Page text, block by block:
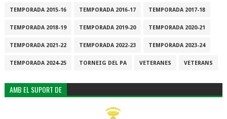
TEMPORADA 2015-16 TEMPORADA 2016-17 TEMPORADA 2017-18
TEMPORADA 2018-19 TEMPORADA 2019-20 TEMPORADA 2020-21
TEMPORADA 2021-22 TEMPORADA 2022-23 TEMPORADA 2023-24
TEMPORADA 2024-25 TORNEIG DEL PA VETERANES VETERANS
AMB EL SUPORT DE